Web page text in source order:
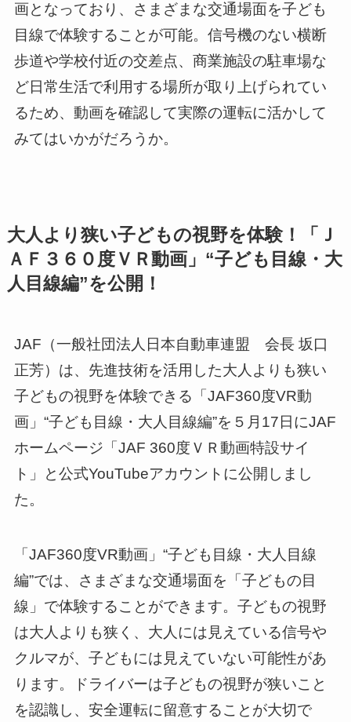
画となっており、さまざまな交通場面を子ども
目線で体験することが可能。信号機のない横断
歩道や学校付近の交差点、商業施設の駐車場な
ど日常生活で利用する場所が取り上げられてい
るため、動画を確認して実際の運転に活かして
みてはいかがだろうか。
大人より狭い子どもの視野を体験！「Ｊ
ＡＦ３６０度ＶＲ動画」“子ども目線・大
人目線編”を公開！
JAF（一般社団法人日本自動車連盟 会長 坂口
正芳）は、先進技術を活用した大人よりも狭い
子どもの視野を体験できる「JAF360度VR動
画」“子ども目線・大人目線編”を５月17日にJAF
ホームページ「JAF 360度ＶＲ動画特設サイ
ト」と公式YouTubeアカウントに公開しまし
た。
「JAF360度VR動画」“子ども目線・大人目線
編”では、さまざまな交通場面を「子どもの目
線」で体験することができます。子どもの視野
は大人よりも狭く、大人には見えている信号や
クルマが、子どもには見えていない可能性があ
ります。ドライバーは子どもの視野が狭いこと
を認識し、安全運転に留意することが大切で